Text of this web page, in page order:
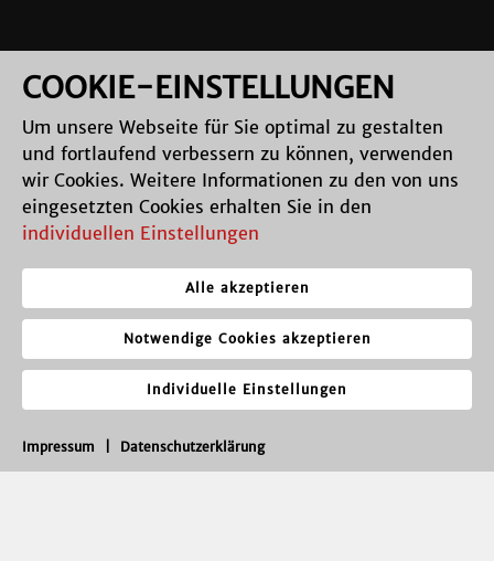
COOKIE-EINSTELLUNGEN
Um unsere Webseite für Sie optimal zu gestalten
und fortlaufend verbessern zu können, verwenden
wir Cookies. Weitere Informationen zu den von uns
eingesetzten Cookies erhalten Sie in den
individuellen Einstellungen
Alle akzeptieren
Notwendige Cookies akzeptieren
Impressum Datenschutzerklärung
Individuelle Einstellungen